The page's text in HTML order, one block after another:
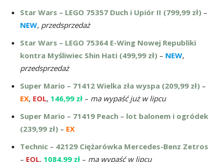
Star Wars – LEGO 75357 Duch i Upiór II (799,99 zł) –
NEW, przedsprzedaż
Star Wars – LEGO 75364 E-Wing Nowej Republiki
kontra Myśliwiec Shin Hati (499,99 zł) – NEW,
przedsprzedaż
Super Mario – 71412 Wielka zła wyspa (209,99 zł) –
EX, EOL, 146,99 zł – ma wypaść już w lipcu
Super Mario – 71419 Peach – lot balonem i ogródek
(239,99 zł) – EX
Technic – 42129 Ciężarówka Mercedes-Benz Zetros
– EOL, 1084,99 zł – ma wypaść w lipcu